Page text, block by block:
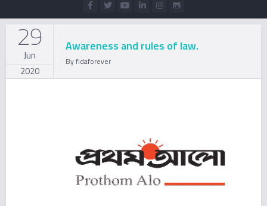
Canberra, Australia
29
Jun
2020
Awareness and rules of law.
Byfidaforever